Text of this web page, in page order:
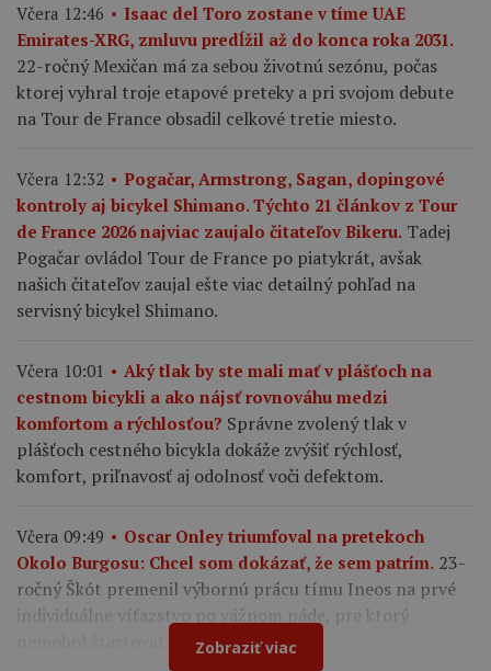
Včera 12:46
Isaac del Toro zostane v tíme UAE
Emirates-XRG, zmluvu predĺžil až do konca roka 2031.
22-ročný Mexičan má za sebou životnú sezónu, počas
ktorej vyhral troje etapové preteky a pri svojom debute
na Tour de France obsadil celkové tretie miesto.
Včera 12:32
Pogačar, Armstrong, Sagan, dopingové
kontroly aj bicykel Shimano. Týchto 21 článkov z Tour
de France 2026 najviac zaujalo čitateľov Bikeru. Tadej
Pogačar ovládol Tour de France po piatykrát, avšak
našich čitateľov zaujal ešte viac detailný pohľad na
servisný bicykel Shimano.
Včera 10:01
Aký tlak by ste mali mať v plášťoch na
cestnom bicykli a ako nájsť rovnováhu medzi
komfortom a rýchlosťou? Správne zvolený tlak v
plášťoch cestného bicykla dokáže zvýšiť rýchlosť,
komfort, priľnavosť aj odolnosť voči defektom.
Včera 09:49
Oscar Onley triumfoval na pretekoch
Okolo Burgosu: Chcel som dokázať, že sem patrím. 23-
ročný Škót premenil výbornú prácu tímu Ineos na prvé
individuálne víťazstvo po vážnom páde, pre ktorý
nemohol štartovať na Tour de France.
Zobraziť viac